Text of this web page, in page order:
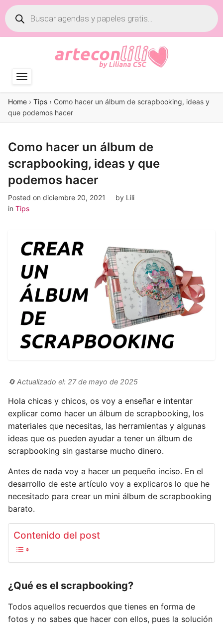
Búsqueda
de
productos
Home › Tips › Como hacer un álbum de scrapbooking, ideas y
que podemos hacer
Como hacer un álbum de
scrapbooking, ideas y que
podemos hacer
Posted on diciembre 20, 2021 by Lili
in Tips
🔄 Actualizado el: 27 de mayo de 2025
Hola chicas y chicos, os voy a enseñar e intentar
explicar como hacer un álbum de scrapbooking, los
materiales que necesitas, las herramientas y algunas
ideas que os pueden ayudar a tener un álbum de
scrapbooking sin gastarse mucho dinero.
Antes de nada voy a hacer un pequeño inciso. En el
desarrollo de este artículo voy a explicaros lo que he
necesitado para crear un mini álbum de scrapbooking
barato.
Contenido del post
¿Qué es el scrapbooking?
Todos aquellos recuerdos que tienes en forma de
fotos y no sabes que hacer con ellos, pues la solución